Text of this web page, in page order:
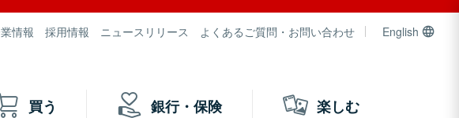
情報 採用情報 ニュースリリース よくあるご質問・お問い合わせ English
買う 銀行・保険 楽しむ